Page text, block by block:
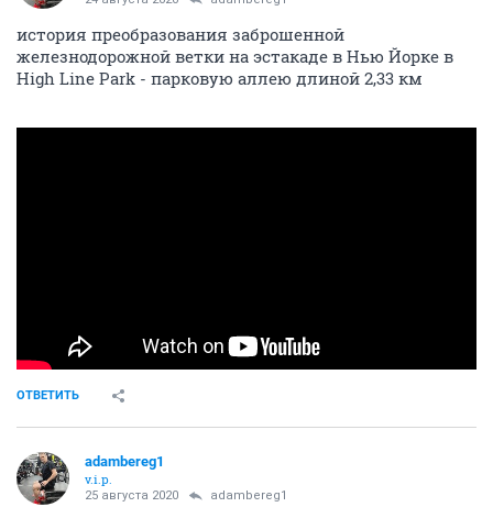
история преобразования заброшенной
железнодорожной ветки на эстакаде в Нью Йорке в
High Line Park - парковую аллею длиной 2,33 км
ОТВЕТИТЬ
adambereg1
v.i.p.
25 августа 2020 adambereg1